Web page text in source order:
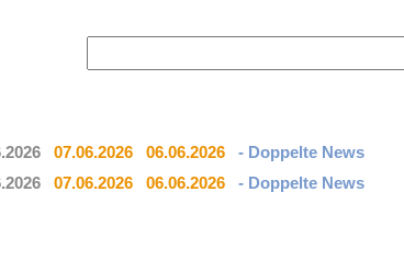
07.06.2026 06.06.2026
- Doppelte News
07.06.2026 06.06.2026 - Doppelte News